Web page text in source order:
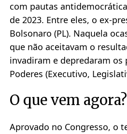
com pautas
de 2023. Entre eles, o ex-
Bolsonaro (PL). Naquela
que não aceitavam o
invadiram e depredaram os
Poderes (Executivo,
O que vem agora?
Aprovado no Congresso, o